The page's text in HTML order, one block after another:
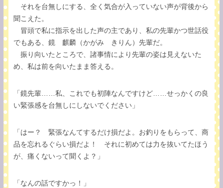
それを台無しにする、全く気合が入っていない声が背後から
聞こえた。
冒頭で私に指示を出した声の主であり、私の先輩かつ世話役
でもある、鏡 麒麟（かがみ きりん）先輩だ。
振り向いたところで、諸事情により先輩の姿は見えないた
め、私は前を向いたまま答える。
「鏡先輩……私、これでも初陣なんですけど……せっかくの良
い緊張感を台無しにしないでください」
「はー？ 緊張なんてするだけ損だよ。お釣りをもらって、商
品を忘れるぐらい損だよ！ それに初めては力を抜いてたほう
が、痛くないって聞くよ？」
「なんの話ですかっ！」